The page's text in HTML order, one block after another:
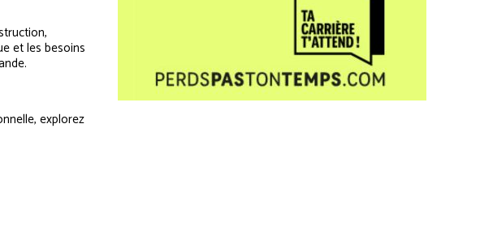
et les besoins
explorez